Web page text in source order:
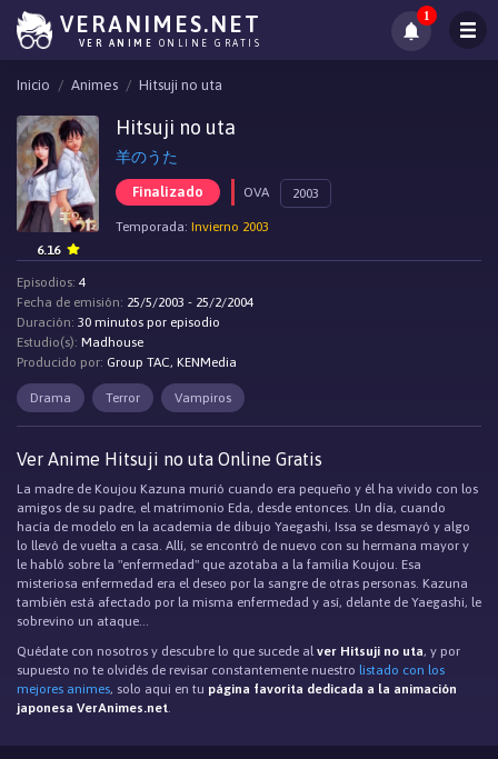
VERANIMES.NET
VER ANIME ONLINE GRATIS
1
Inicio Animes Hitsuji no uta
Hitsuji no uta
羊のうた
Finalizado OVA 2003
Temporada: Invierno 2003
6.16
Episodios: 4
Fecha de emisión: 25/5/2003 - 25/2/2004
Duración: 30 minutos por episodio
Estudio(s): Madhouse
Producido por: Group TAC, KENMedia
Drama Terror Vampiros
Ver Anime Hitsuji no uta Online Gratis
La madre de Koujou Kazuna murió cuando era pequeño y él ha vivido con los
amigos de su padre, el matrimonio Eda, desde entonces. Un día, cuando
hacía de modelo en la academia de dibujo Yaegashi, Issa se desmayó y algo
lo llevó de vuelta a casa. Allí, se encontró de nuevo con su hermana mayor y
le habló sobre la "enfermedad" que azotaba a la familia Koujou. Esa
misteriosa enfermedad era el deseo por la sangre de otras personas. Kazuna
también está afectado por la misma enfermedad y así, delante de Yaegashi, le
sobrevino un ataque...
Quédate con nosotros y descubre lo que sucede alver Hitsuji no uta, y por
supuesto no te olvidés de revisar constantemente nuestro listado con los
mejores animes, solo aqui en tu página favorita dedicada a la animación
japonesa VerAnimes.net.